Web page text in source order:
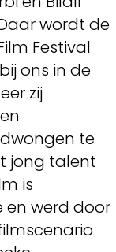
wordt de
Festival
ons in de
zij
te
jong talent
is
en werd door